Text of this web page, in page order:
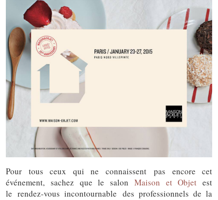
Pour tous ceux qui ne connaissent pas encore cet
événement, sachez que le salon Maison et Objet est
le rendez-vous incontournable des professionnels de la